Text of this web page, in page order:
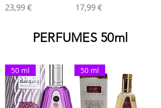
Preço
23,99 €
Preço
17,99 €
PERFUMES 50ml
50 ml 50 ml